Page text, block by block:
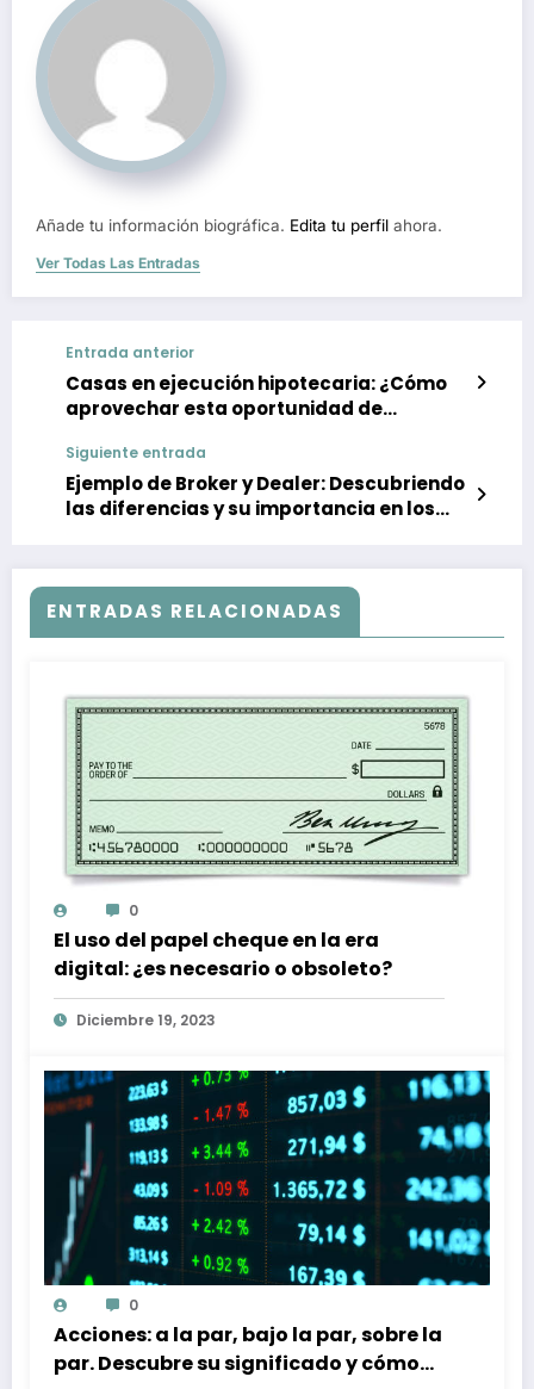
Añade tu información biográfica. Edita tu perfil ahora.
Ver Todas Las Entradas
Entrada anterior
Casas en ejecución hipotecaria: ¿Cómo
aprovechar esta oportunidad de
Siguiente entrada
Ejemplo de Broker y Dealer: Descubriendo
las diferencias y su importancia en los
ENTRADAS RELACIONADAS
0
El uso del papel cheque en la era
digital: ¿es necesario o obsoleto?
Diciembre 19, 2023
0
Acciones: a la par, bajo la par, sobre la
par. Descubre su significado y cómo